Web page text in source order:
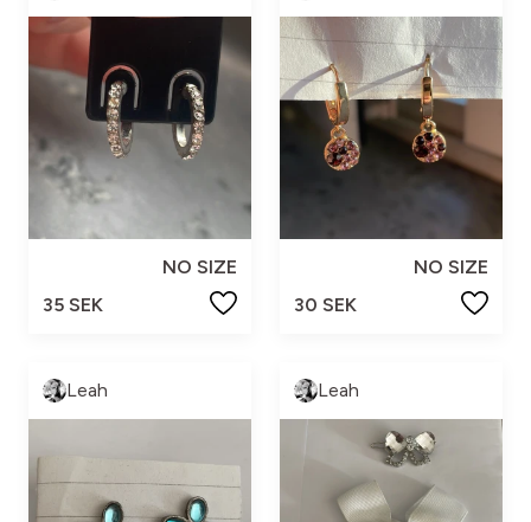
NO SIZE
35 SEK
NO SIZE
30 SEK
Leah Leah